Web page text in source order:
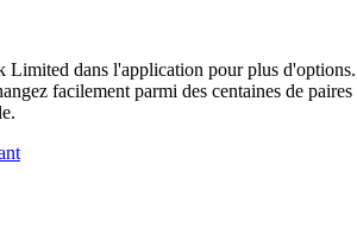
Limited dans l'application pour plus d'options.
facilement parmi des centaines de paires